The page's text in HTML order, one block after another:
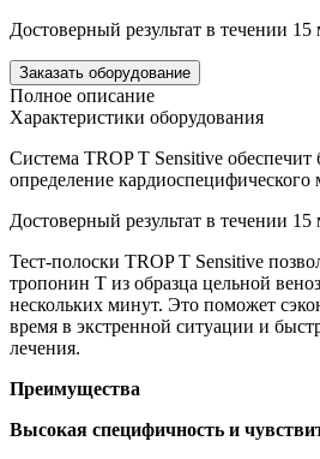
Достоверный результат в течении 15
Заказать оборудование
Полное описание
Характеристики оборудования
Система TROP T Sensitive
определение кардиоспецифического
Достоверный результат в течении 15
Тест-полоски TROP T Sensitive
тропонин Т из образца цельной
нескольких минут. Это поможет
время в экстренной ситуации и
лечения.
Преимущества
Высокая специфичность и